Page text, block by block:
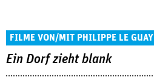
FILME VON/MIT PHILIPPE LE GUAY
Ein Dorf zieht blank